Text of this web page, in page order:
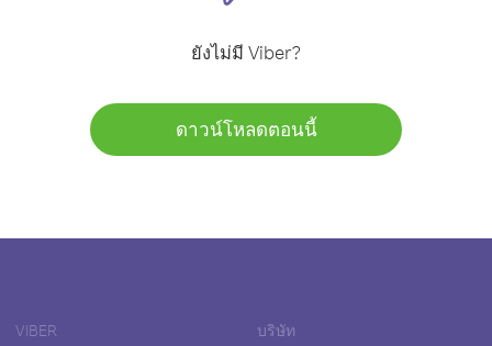
ยังไม่มี Viber?
ดาวน์โหลดตอนนี้
VIBER บริษัท